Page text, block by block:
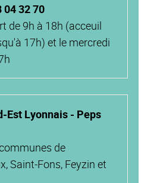
04 32 70
de 9h à 18h (acceuil
17h) et le mercredi
Est Lyonnais - Peps
de
Saint-Fons, Feyzin et